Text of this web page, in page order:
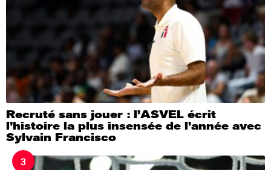
Recruté sans jouer : l’ASVEL écrit
l’histoire la plus insensée de l’année avec
Sylvain Francisco
3